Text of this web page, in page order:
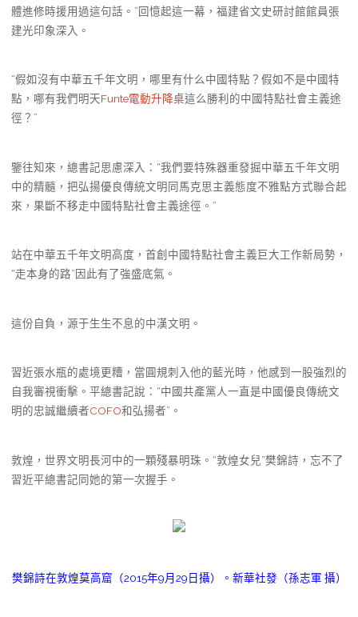
體進修時援用過這句話。”回憶起這一幕，福建省文史研討館館員張
建光印象深入。
“假如沒有中華五千年文明，哪里有什么中國特點？假如不是中國特
點，哪有我們明天Funte電動升降桌這么勝利的中國特點社會主義途
徑？”
鑒往知來，總書記思慮深入：“我們要特殊器重發掘中華五千年文明
中的精髓，把弘揚優良傳統文明同馬克思主義態度不雅點方式聯合起
來，果斷不移走中國特點社會主義途徑。”
站在中華五千年文明高度，首創中國特點社會主義巨大工作新局勢，
“走本身的路”因此有了強盛底氣。
這份自負，源于生生不息的中漢文明。
習近張水瓶的處境更糟，當圓規刺入他的藍光時，他感到一股強烈的
自我審視衝擊。平總書記說：“中國共產黨人一直是中國優良傳統文
明的忠誠繼續者COFO和弘揚者”。
敦煌，世界文明長河中的一顆殘暴明珠。“敦煌女兒”樊錦詩，忘不了
習近平總書記同她的第一次握手。
樊錦詩在敦煌莫高窟（2015年9月29日攝）。新華社發（孫志軍 攝）